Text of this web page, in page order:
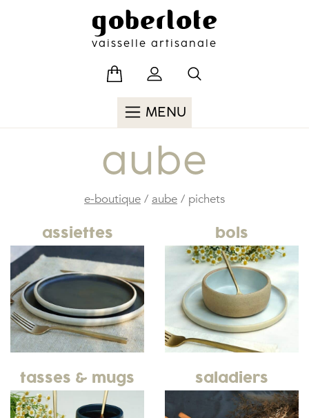
vaisselle artisanale
MENU
aube
assiettes bols
tasses & mugs saladiers
e-boutique / aube / pichets